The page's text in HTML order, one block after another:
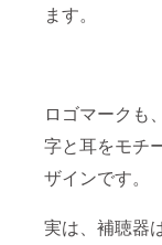
ます。
ロゴマークも
字と耳をモチ
ザインです。
実は、補聴器